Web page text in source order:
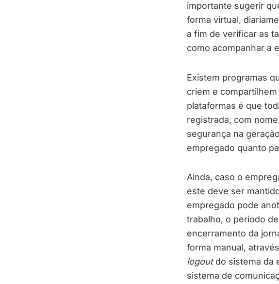
importante sugerir
forma virtual,
a fim de verificar as
como acompanhar a
Existem programas
criem e
plataformas é que
registrada, com
segurança na
empregado quanto
Ainda, caso o
este deve ser
empregado pode
trabalho, o período
encerramento da
forma manual,
logoutdo sistema da
sistema de